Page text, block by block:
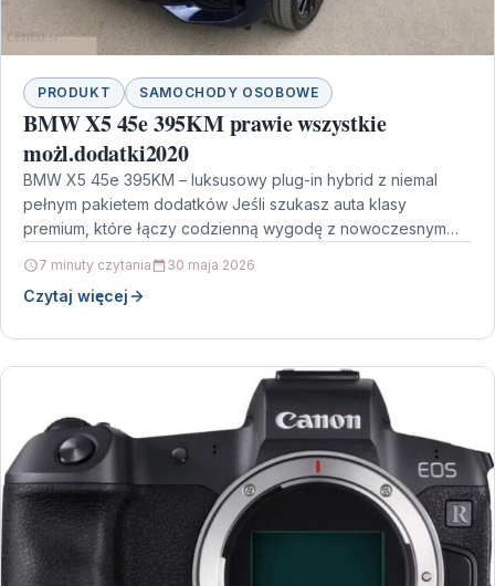
PRODUKT SAMOCHODY OSOBOWE
BMW X5 45e 395KM prawie wszystkie
możl.dodatki2020
BMW X5 45e 395KM – luksusowy plug-in hybrid z niemal
pełnym pakietem dodatków Jeśli szukasz auta klasy
premium, które łączy codzienną wygodę z nowoczesnym…
7 minuty czytania 30 maja 2026
Czytaj więcej